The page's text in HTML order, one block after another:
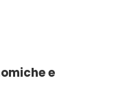
e